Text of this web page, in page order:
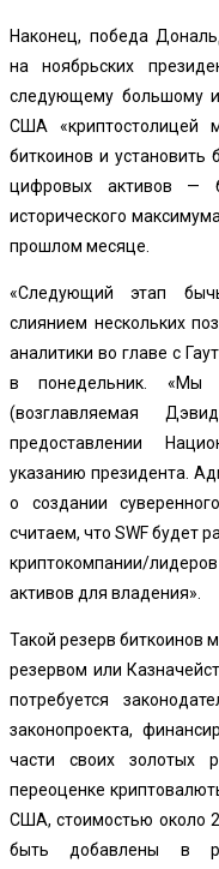
Наконец, победа
на ноябрьских
следующему большому
США «криптостолицей
биткоинов и установить
цифровых активов —
исторического
прошлом месяце.
«Следующий этап
слиянием нескольких
аналитики во главе с
в понедельник. «Мы
(возглавляемая
предоставлении
указанию президента.
о создании
считаем, что SWF будет
криптокомпании/
активов для владения».
Такой резерв биткоинов
резервом или
потребуется
законопроекта,
части своих золотых
переоценке
США, стоимостью около
быть добавлены в